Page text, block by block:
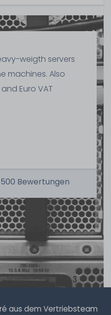
weigth servers
machines. Also
Euro VAT
Bewertungen
aus dem Vertriebsteam